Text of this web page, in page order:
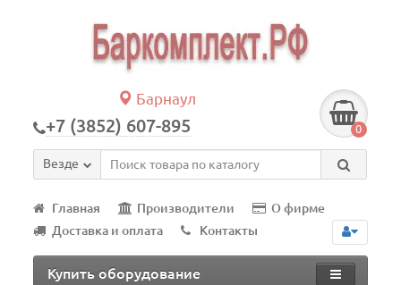
Барнаул
+7 (3852) 607-895 0
Везде
Главная Производители
О фирме
Доставка и оплата
Контакты
Купить оборудование